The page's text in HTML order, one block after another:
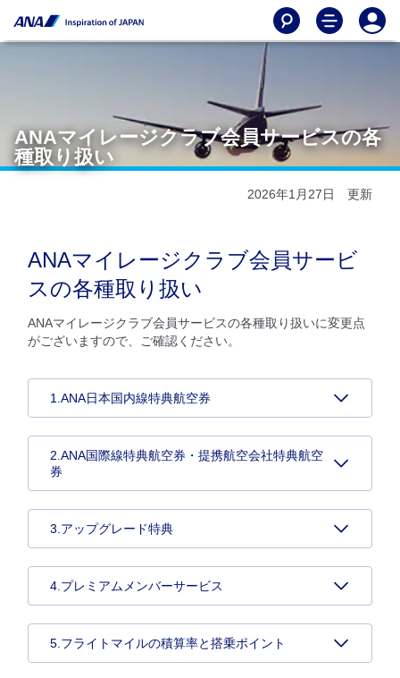
ANAマイレージクラブ会員サービスの各
種取り扱い
2026年1月27日 更新
ANAマイレージクラブ会員サービ
スの各種取り扱い
ANAマイレージクラブ会員サービスの各種取り扱いに変更点
がございますので、ご確認ください。
1.ANA日本国内線特典航空券
2.ANA国際線特典航空券・提携航空会社特典航空
券
3.アップグレード特典
4.プレミアムメンバーサービス
5.フライトマイルの積算率と搭乗ポイント